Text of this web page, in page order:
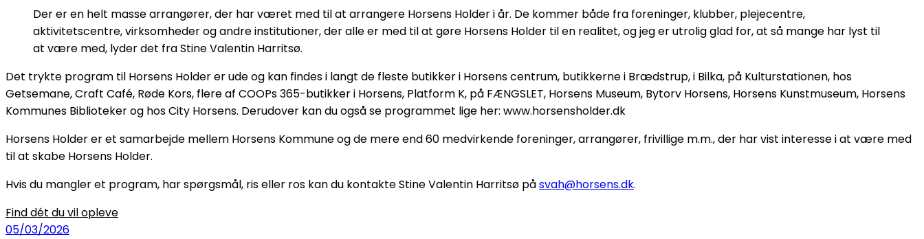
Der er en helt masse arrangører, der har været med til at arrangere Horsens Holder i år. De kommer både fra foreninger, klubber, plejecentre,
aktivitetscentre, virksomheder og andre institutioner, der alle er med til at gøre Horsens Holder til en realitet, og jeg er utrolig glad for, at så mange har lyst til
at være med, lyder det fra Stine Valentin Harritsø.
Det trykte program til Horsens Holder er ude og kan findes i langt de fleste butikker i Horsens centrum, butikkerne i Brædstrup, i Bilka, på Kulturstationen, hos
Getsemane, Craft Café, Røde Kors, flere af COOPs 365-butikker i Horsens, Platform K, på FÆNGSLET, Horsens Museum, Bytorv Horsens, Horsens Kunstmuseum, Horsens
Kommunes Biblioteker og hos City Horsens. Derudover kan du også se programmet lige her: www.horsensholder.dk
Horsens Holder er et samarbejde mellem Horsens Kommune og de mere end 60 medvirkende foreninger, arrangører, frivillige m.m., der har vist interesse i at være med
til at skabe Horsens Holder.
Hvis du mangler et program, har spørgsmål, ris eller ros kan du kontakte Stine Valentin Harritsø påsvah@horsens.dk.
Find dét du vil opleve
05/03/2026